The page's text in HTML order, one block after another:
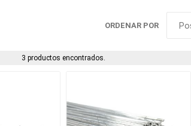
ORDENAR POR
3 productos encontrados.